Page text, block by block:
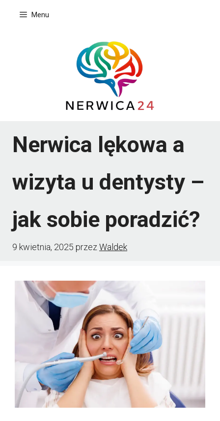
Menu
Nerwica lękowa a
wizyta u dentysty –
jak sobie poradzić?
9 kwietnia, 2025 przez Waldek